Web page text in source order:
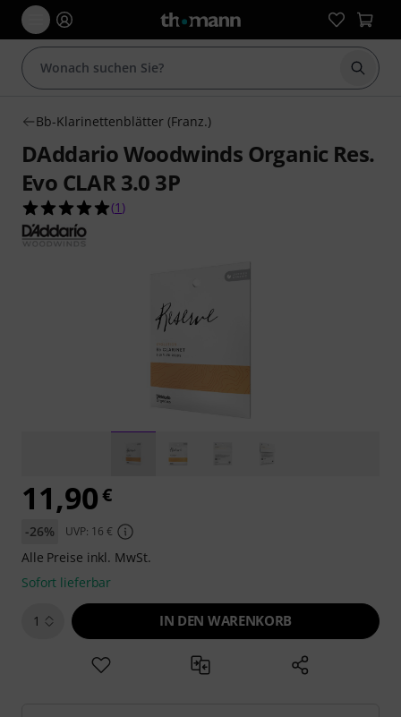
Suche
Bb-Klarinettenblätter (Franz.)
DAddario Woodwinds Organic Res.
Evo CLAR 3.0 3P
5.0 von 5 Sternen aus 1 Kundenbewertungen
(1 )
11,90€
-26% UVP: 16 €
Alle Preise inkl. MwSt.
Sofort lieferbar
1 IN DEN WARENKORB